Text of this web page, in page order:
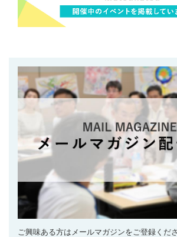
ご興味ある方はメールマガジンをご登録くだ